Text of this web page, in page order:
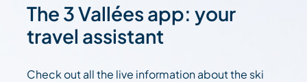
The 3 Vallées app: your
travel assistant
Check out all the live information about the ski